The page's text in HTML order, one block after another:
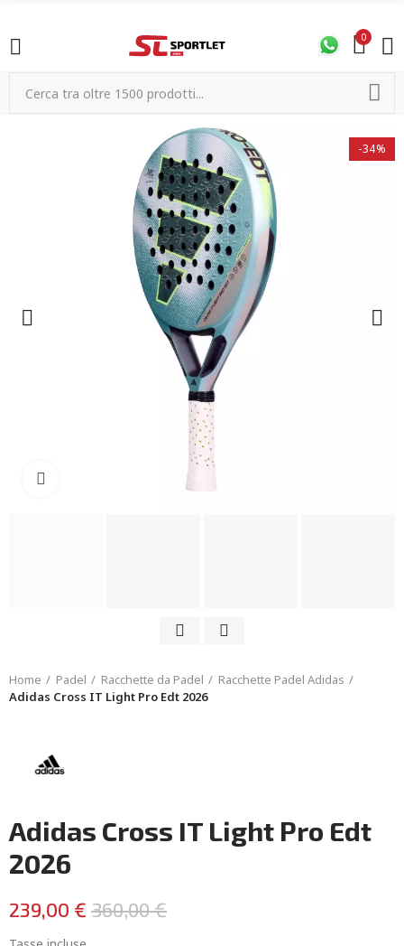
0
-34%
Home Padel Racchette da Padel
Racchette Padel Adidas
Adidas Cross IT Light Pro Edt 2026
Adidas Cross IT Light Pro Edt
2026
239,00 € 360,00 €